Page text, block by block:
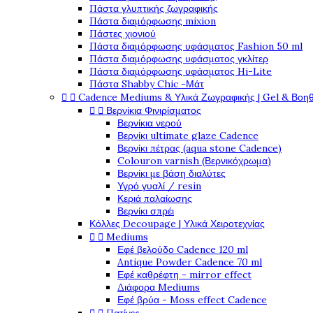
Πάστα γλυπτικής ζωγραφικής
Πάστα διαμόρφωσης mixion
Πάστες χιονιού
Πάστα διαμόρφωσης υφάσματος Fashion 50 ml
Πάστα διαμόρφωσης υφάσματος γκλίτερ
Πάστα διαμόρφωσης υφάσματος Hi-Lite
Πάστα Shabby Chic -Μάτ
  Cadence Mediums & Υλικά Ζωγραφικής | Gel &
  Βερνίκια Φινιρίσματος
Βερνίκια νερού
Βερνίκι ultimate glaze Cadence
Βερνίκι πέτρας (aqua stone Cadence)
Colouron varnish (Βερνικόχρωμα)
Βερνίκι με βάση διαλύτες
Υγρό γυαλί / resin
Κεριά παλαίωσης
Βερνίκι σπρέι
Κόλλες Decoupage | Υλικά Χειροτεχνίας
  Mediums
Εφέ βελούδο Cadence 120 ml
Antique Powder Cadence 70 ml
Εφέ καθρέφτη - mirror effect
Διάφορα Mediums
Εφέ βρύα - Moss effect Cadence